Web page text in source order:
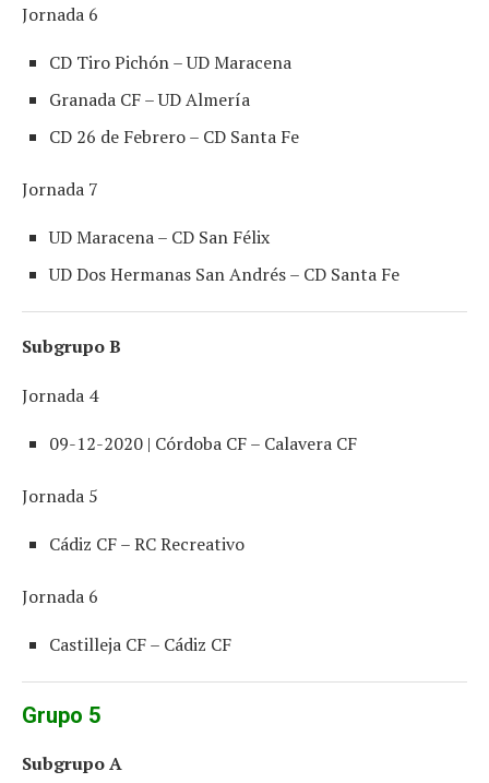
Jornada 6
CD Tiro Pichón – UD Maracena
Granada CF – UD Almería
CD 26 de Febrero – CD Santa Fe
Jornada 7
UD Maracena – CD San Félix
UD Dos Hermanas San Andrés – CD Santa Fe
Subgrupo B
Jornada 4
09-12-2020 | Córdoba CF – Calavera CF
Jornada 5
Cádiz CF – RC Recreativo
Jornada 6
Castilleja CF – Cádiz CF
Grupo 5
Subgrupo A